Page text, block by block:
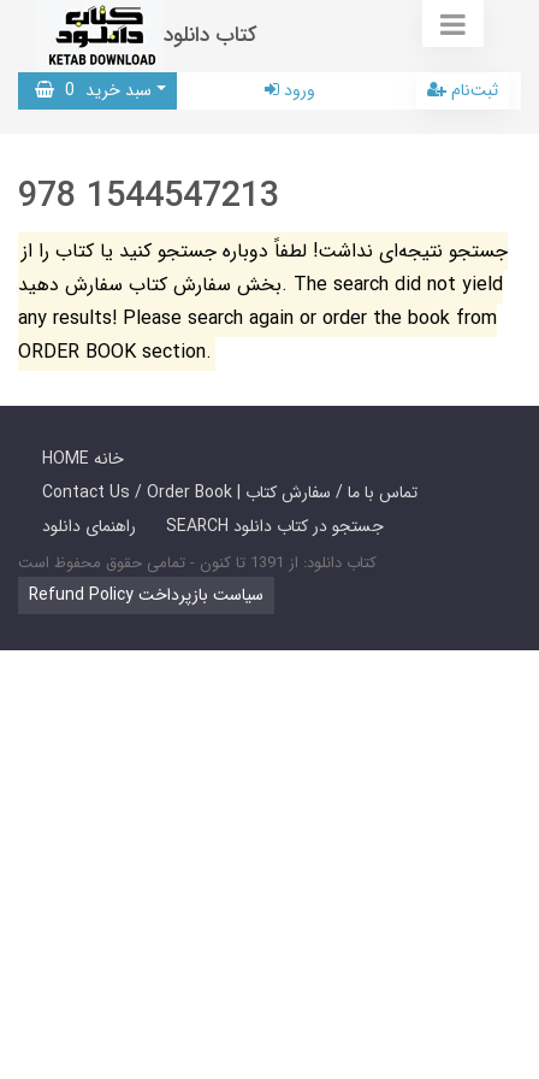
کتاب دانلود
سبد خرید 0 ورود ثبت‌نام
978 1544547213
جستجو نتیجه‌ای نداشت! لطفاً دوباره جستجو کنید یا کتاب را از
بخش سفارش کتاب سفارش دهید. The search did not yield
any results! Please search again or order the book from
ORDER BOOK section.
HOME خانه
Contact Us / Order Book | تماس با ما / سفارش کتاب
راهنمای دانلود
SEARCH جستجو در کتاب دانلود
کتاب دانلود: از 1391 تا کنون - تمامی حقوق محفوظ است
Refund Policy سیاست بازپرداخت